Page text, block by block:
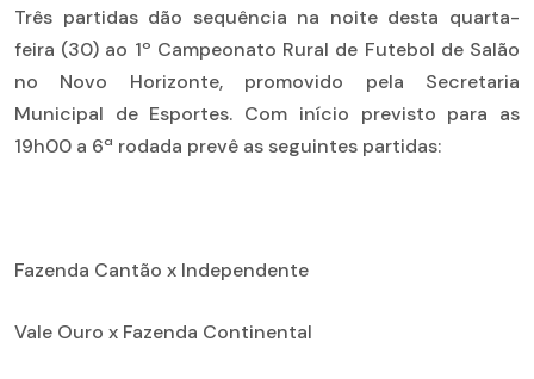
Três partidas dão sequência na noite desta quarta-
feira (30) ao 1º Campeonato Rural de Futebol de Salão
no Novo Horizonte, promovido pela Secretaria
Municipal de Esportes. Com início previsto para as
19h00 a 6ª rodada prevê as seguintes partidas:
Fazenda Cantão x Independente
Vale Ouro x Fazenda Continental